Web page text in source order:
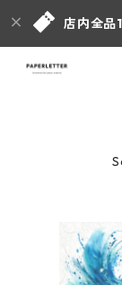
店内全品